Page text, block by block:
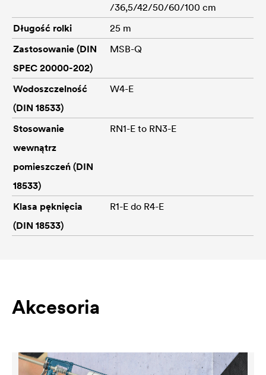
/36,5/42/50/60/100 cm
Długość rolki
25 m
Zastosowanie (DIN
SPEC 20000-202)
MSB-Q
Wodoszczelność
(DIN 18533)
W4-E
Stosowanie
wewnątrz
pomieszczeń (DIN
18533)
RN1-E to RN3-E
Klasa pęknięcia
(DIN 18533)
R1-E do R4-E
Akcesoria